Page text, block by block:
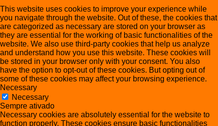
This website uses cookies to improve your experience while
you navigate through the website. Out of these, the cookies that
are categorized as necessary are stored on your browser as
they are essential for the working of basic functionalities of the
website. We also use third-party cookies that help us analyze
and understand how you use this website. These cookies will
be stored in your browser only with your consent. You also
have the option to opt-out of these cookies. But opting out of
some of these cookies may affect your browsing experience.
Necessary
Necessary
Sempre ativado
Necessary cookies are absolutely essential for the website to
function properly. These cookies ensure basic functionalities